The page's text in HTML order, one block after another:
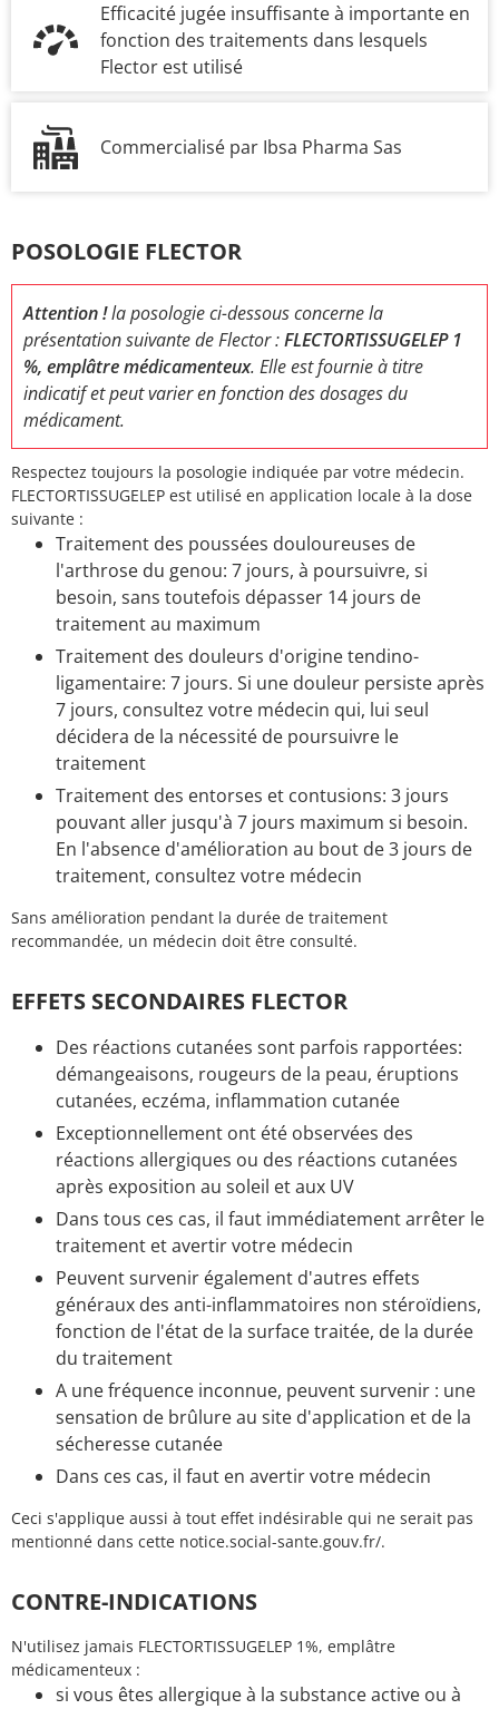
Efficacité jugée insuffisante à importante en
fonction des traitements dans lesquels
Flector est utilisé
Commercialisé par Ibsa Pharma Sas
POSOLOGIE FLECTOR
Attention !la posologie ci-dessous concerne la
présentation suivante de Flector :FLECTORTISSUGELEP 1
%, emplâtre médicamenteux. Elle est fournie à titre
indicatif et peut varier en fonction des dosages du
médicament.
Respectez toujours la posologie indiquée par votre médecin.
FLECTORTISSUGELEP est utilisé en application locale à la dose
suivante :
Traitement des poussées douloureuses de
l'arthrose du genou: 7 jours, à poursuivre, si
besoin, sans toutefois dépasser 14 jours de
traitement au maximum
Traitement des douleurs d'origine tendino-
ligamentaire: 7 jours. Si une douleur persiste après
7 jours, consultez votre médecin qui, lui seul
décidera de la nécessité de poursuivre le
traitement
Traitement des entorses et contusions: 3 jours
pouvant aller jusqu'à 7 jours maximum si besoin.
En l'absence d'amélioration au bout de 3 jours de
traitement, consultez votre médecin
Sans amélioration pendant la durée de traitement
recommandée, un médecin doit être consulté.
EFFETS SECONDAIRES FLECTOR
Des réactions cutanées sont parfois rapportées:
démangeaisons, rougeurs de la peau, éruptions
cutanées, eczéma, inflammation cutanée
Exceptionnellement ont été observées des
réactions allergiques ou des réactions cutanées
après exposition au soleil et aux UV
Dans tous ces cas, il faut immédiatement arrêter le
traitement et avertir votre médecin
Peuvent survenir également d'autres effets
généraux des anti-inflammatoires non stéroïdiens,
fonction de l'état de la surface traitée, de la durée
du traitement
A une fréquence inconnue, peuvent survenir : une
sensation de brûlure au site d'application et de la
sécheresse cutanée
Dans ces cas, il faut en avertir votre médecin
Ceci s'applique aussi à tout effet indésirable qui ne serait pas
mentionné dans cette notice.social-sante.gouv.fr/.
CONTRE-INDICATIONS
N'utilisez jamais FLECTORTISSUGELEP 1%, emplâtre
médicamenteux :
si vous êtes allergique à la substance active ou à